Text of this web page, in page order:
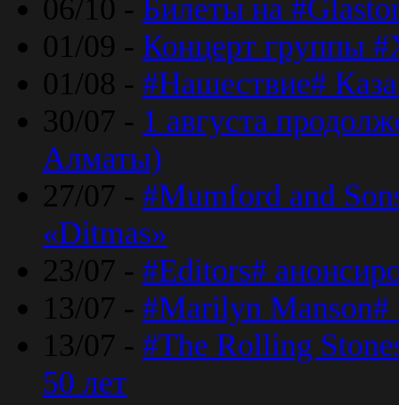
06/10 - Билеты на
01/09 - Концерт группы
01/08 - #Нашествие#
30/07 - 1 августа
Алматы)
27/07 - #Mumford and
«Ditmas»
23/07 - #Editors#
13/07 - #Marilyn Manson#
13/07 - #The Rolling
50 лет